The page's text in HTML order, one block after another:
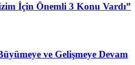
İçin Önemli 3 Konu Vardı”
ve Gelişmeye Devam